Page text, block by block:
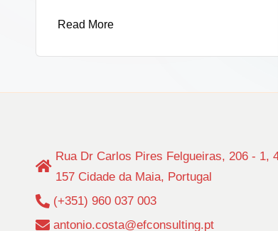
.
p
Read More
Rua Dr Carlos Pires Felgueiras, 206 - 1,
157 Cidade da Maia, Portugal
(+351) 960 037 003
antonio.costa@efconsulting.pt